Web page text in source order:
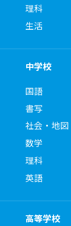
理科
生活
中学校
国語
書写
社会・地図
数学
理科
英語
高等学校